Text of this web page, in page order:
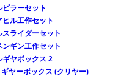
ラーセット
ル工作セット
ライダーセット
ギン工作セット
ギヤボックス 2
ヤーボックス (クリヤー)